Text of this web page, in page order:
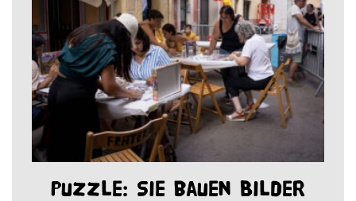
Puzzle: Sie bauen Bilder